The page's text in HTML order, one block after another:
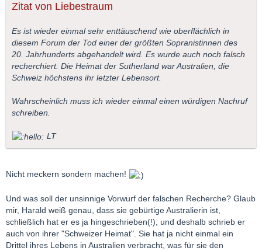
Zitat von Liebestraum
Es ist wieder einmal sehr enttäuschend wie oberflächlich in
diesem Forum der Tod einer der größten Sopranistinnen des
20. Jahrhunderts abgehandelt wird. Es wurde auch noch falsch
recherchiert. Die Heimat der Sutherland war Australien, die
Schweiz höchstens ihr letzter Lebensort.
Wahrscheinlich muss ich wieder einmal einen würdigen Nachruf
schreiben.
LT
Nicht meckern sondern machen!
Und was soll der unsinnige Vorwurf der falschen Recherche? Glaub
mir, Harald weiß genau, dass sie gebürtige Australierin ist,
schließlich hat er es ja hingeschrieben(!), und deshalb schrieb er
auch von ihrer "Schweizer Heimat". Sie hat ja nicht einmal ein
Drittel ihres Lebens in Australien verbracht, was für sie den